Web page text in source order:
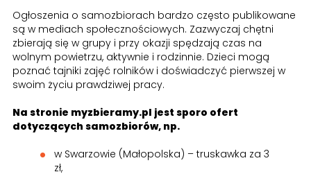
Ogłoszenia o samozbiorach bardzo często publikowane
są w mediach społecznościowych. Zazwyczaj chętni
zbierają się w grupy i przy okazji spędzają czas na
wolnym powietrzu, aktywnie i rodzinnie. Dzieci mogą
poznać tajniki zajęć rolników i doświadczyć pierwszej w
swoim życiu prawdziwej pracy.
Na stronie myzbieramy.pl jest sporo ofert
dotyczących samozbiorów, np.
w Swarzowie (Małopolska) – truskawka za 3
zł,